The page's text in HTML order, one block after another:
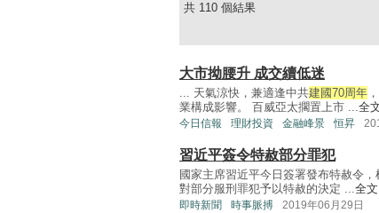
共 110 個結果
大市拗腰升 成交續低迷
... 天氣涼快，兼適逢中共建國70周年
業構成影響。 百威亞太擱置上市 ...全
今日信報 理財投資 金融峰景 恒昇
習近平簽令特赦部分罪犯
國家主席習近平今日簽署發布特赦令
對部分服刑罪犯予以特赦的決定 ...全文
即時新聞 時事脈搏 2019年06月29日